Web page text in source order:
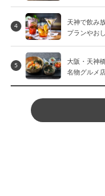
4
天神で飲み
プランやお
5
大阪・天神
名物グルメ